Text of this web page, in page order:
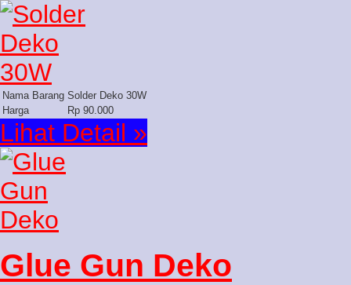
Nama Barang Solder Deko 30W
Harga
Rp 90.000
Lihat Detail »
Glue Gun Deko